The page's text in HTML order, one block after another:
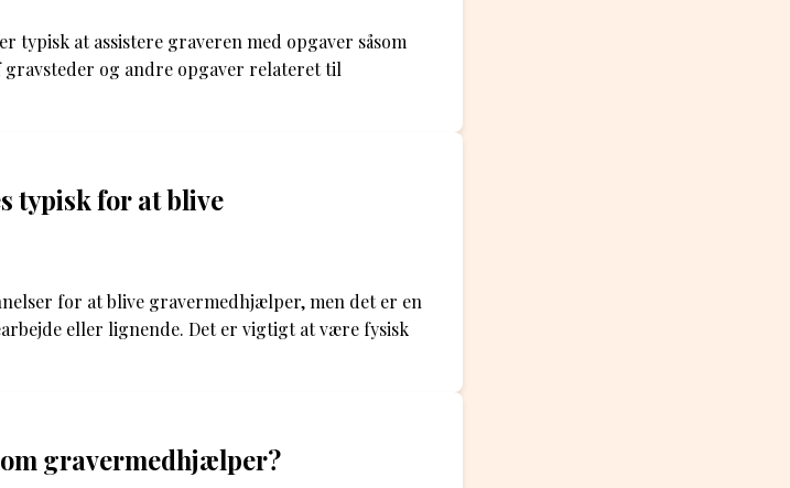
at assistere graveren med opgaver såsom
og andre opgaver relateret til
typisk for at blive
for at blive gravermedhjælper, men det er en
eller lignende. Det er vigtigt at være fysisk
gravermedhjælper?